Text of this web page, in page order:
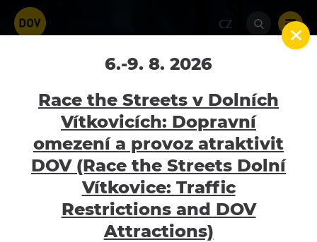
CZ
MAJÓWKA 2025 (28. 4. –
4. 5. 2025)
Aktuality
MAJÓWKA 2025 (28. 4. –
Atraktivity
Bolt Tower
Velký svět techniky
Malý svět techniky U6
REZERWACJA ONLINE
6.-9. 8. 2026
Race the Streets v Dolních
Vítkovicích: Dopravní
omezení a provoz atraktivit
DOV (Race the Streets Dolní
Vítkovice: Traffic
Restrictions and DOV
Attractions)